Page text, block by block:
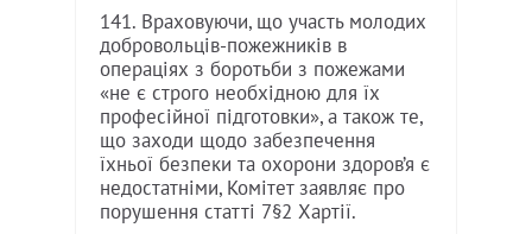
141. Враховуючи, що участь молодих
добровольців-пожежників в
операціях з боротьби з пожежами
«не є строго необхідною для їх
професійної підготовки», а також те,
що заходи щодо забезпечення
їхньої безпеки та охорони здоров’я є
недостатніми, Комітет заявляє про
порушення статті 7§2 Хартії.